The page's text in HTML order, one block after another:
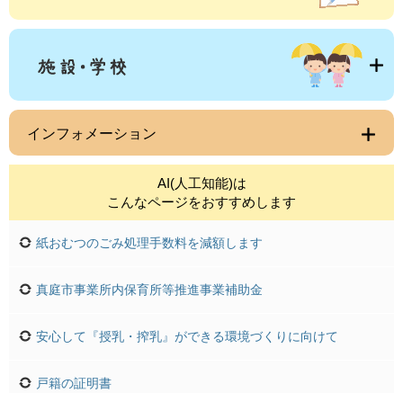
インフォメーション
AI(人工知能)は
こんなページをおすすめします
紙おむつのごみ処理手数料を減額します
真庭市事業所内保育所等推進事業補助金
安心して『授乳・搾乳』ができる環境づくりに向けて
戸籍の証明書